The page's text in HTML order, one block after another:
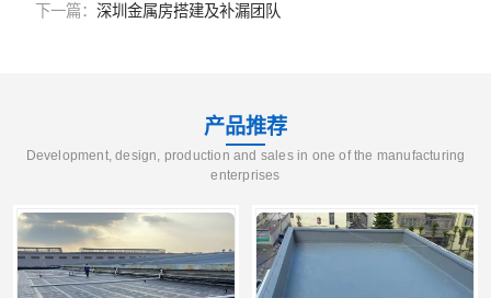
下一篇： 深圳金属房搭建及补漏团队
产品推荐
Development, design, production and sales in one of the manufacturing
enterprises